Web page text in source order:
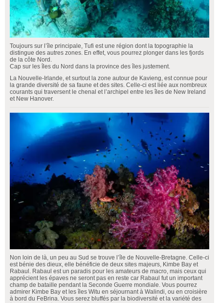
Toujours sur l’île principale, Tufi est une région dont la topographie la
distingue des autres zones. En effet, vous pourrez plonger dans les fjords
de la côte Nord.
Cap sur les îles du Nord dans la province des îles justement.
La Nouvelle-Irlande, et surtout la zone autour de Kavieng, est connue pour
la grande diversité de sa faune et des sites. Celle-ci est liée aux nombreux
courants qui traversent le chenal et l’archipel entre les îles de New Ireland
et New Hanover.
Non loin de là, un peu au Sud se trouve l’île de Nouvelle-Bretagne. Celle-ci
est bénie des dieux, elle bénéficie de deux sites majeurs, Kimbe Bay et
Rabaul. Rabaul est un paradis pour les amateurs de macro, mais ceux qui
apprécient les épaves ne seront pas en reste car Rabaul fut un important
champ de bataille pendant la Seconde Guerre mondiale. Vous pourrez
admirer Kimbe Bay et les îles Witu en séjournant à Walindi, ou en croisière
à bord du FeBrina. Vous serez bluffés par la biodiversité et la variété des